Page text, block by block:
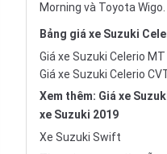
Morning và Toyota Wigo.
Bảng giá xe Suzuki
Giá xe Suzuki Celerio
Giá xe Suzuki Celerio
Xem thêm: Giá xe
xe Suzuki 2019
Xe Suzuki Swift